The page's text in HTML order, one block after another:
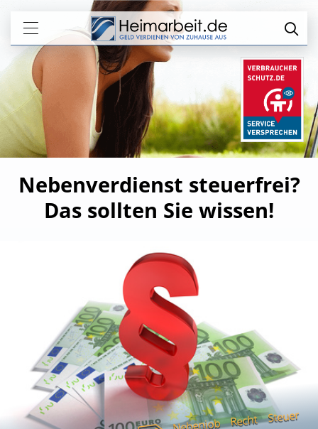
Nebenverdienst steuerfrei?
Das sollten Sie wissen!
Nebenjob Recht Steuer